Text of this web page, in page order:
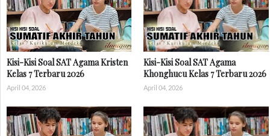
Kisi-Kisi Soal SAT Agama Kristen
Kelas 7 Terbaru 2026
April 04, 2026
Kisi-Kisi Soal SAT Agama
Khonghucu Kelas 7 Terbaru 2026
April 04, 2026